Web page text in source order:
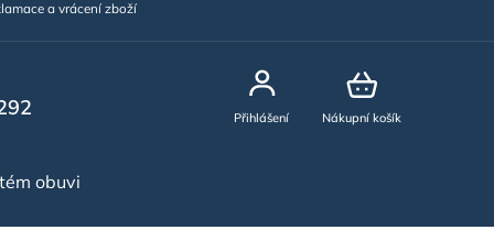
a vrácení zboží
Nákupní košík
Přihlášení
obuvi